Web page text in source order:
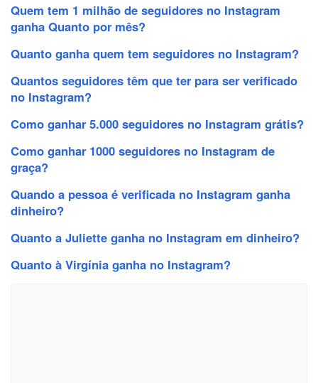
Quem tem 1 milhão de seguidores no Instagram
ganha Quanto por mês?
Quanto ganha quem tem seguidores no Instagram?
Quantos seguidores têm que ter para ser verificado
no Instagram?
Como ganhar 5.000 seguidores no Instagram grátis?
Como ganhar 1000 seguidores no Instagram de
graça?
Quando a pessoa é verificada no Instagram ganha
dinheiro?
Quanto a Juliette ganha no Instagram em dinheiro?
Quanto à Virgínia ganha no Instagram?